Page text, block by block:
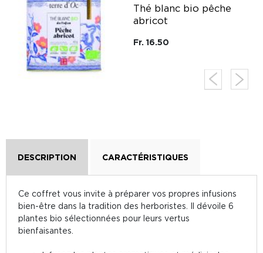
Thé blanc bio pêche
abricot
Fr. 16.50
DESCRIPTION CARACTÉRISTIQUES
Ce coffret vous invite à préparer vos propres infusions
bien-être dans la tradition des herboristes. Il dévoile 6
plantes bio sélectionnées pour leurs vertus
bienfaisantes.